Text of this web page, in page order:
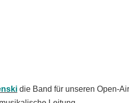
die Band für unseren Open-